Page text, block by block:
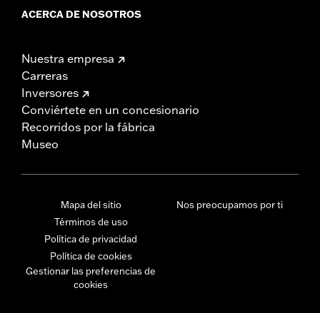
ACERCA DE NOSOTROS
Nuestra empresa
Carreras
Inversores
Conviértete en un concesionario
Recorridos por la fábrica
Museo
Mapa del sitio
Términos de uso
Política de privacidad
Política de cookies
Gestionar las preferencias de
cookies
Nos preocupamos por ti